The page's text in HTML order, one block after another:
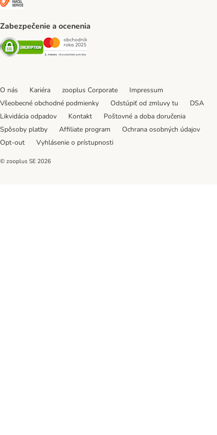
Zabezpečenie a ocenenia
Security Security
O nás Kariéra zooplus Corporate
Impressum
Všeobecné obchodné podmienky
Odstúpiť od zmluvy tu
DSA
Likvidácia odpadov
Kontakt
Poštovné a doba doručenia
Spôsoby platby
Affiliate program
Ochrana osobných údajov
Opt-out
Vyhlásenie o prístupnosti
© zooplus SE 2026